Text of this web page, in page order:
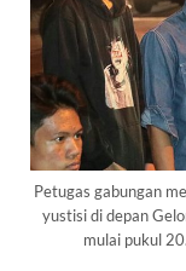
Petugas gabungan
yustisi di depan
mulai pukul